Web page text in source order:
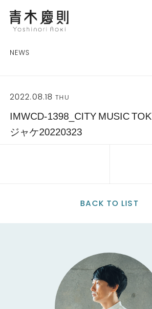
NEWS
2022.08.18THU
IMWCD-1398_CITY MUSIC
ジャケ20220323
BACK TO LIST